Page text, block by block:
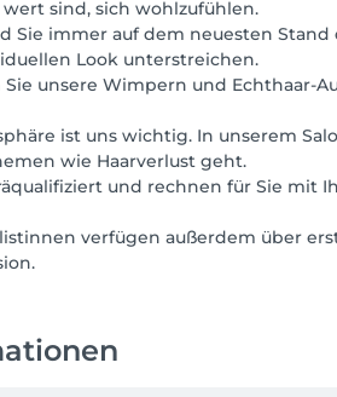
wert sind, sich wohlzufühlen.
Sie immer auf dem neuesten
Look unterstreichen.
unsere Wimpern und Echthaar-
ist uns wichtig. In unserem
wie Haarverlust geht.
und rechnen für Sie mit
verfügen außerdem über